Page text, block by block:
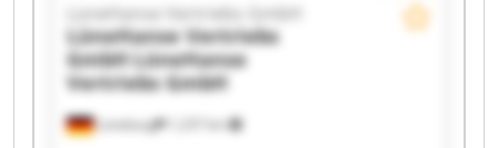
Lüneburg 1,237 km
LüneHanse Vertriebs GmbH
LüneHanse Vertriebs
GmbH LüneHanse
Vertriebs GmbH